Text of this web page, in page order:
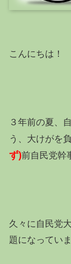
こんにちは！
３年前の夏、
う、大けがを
ず)前自民党幹
久々に自民党
題になっていま